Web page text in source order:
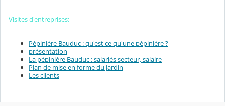
Visites d'entreprises:
Pépinière Bauduc : qu'est ce qu'une pépinière ?
présentation
La pépinière Bauduc : salariés secteur, salaire
Plan de mise en forme du jardin
Les clients